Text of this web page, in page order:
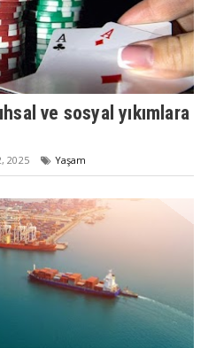
ve sosyal yıkımlara
2025 Yaşam